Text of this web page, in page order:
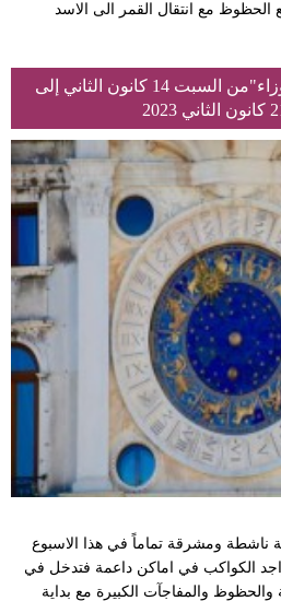
الحظوظ مع انتقال القمر الى الاسد
توقعات مولود برج "الجوزاء"من السبت 14 كانون الثاني إلى
ناشطة ومشرقة تماماً في هذا الاسبوع
الكواكب في اماكن داعمة فتدخل في
والحظوظ والمفاجآت الكبيرة مع بداية